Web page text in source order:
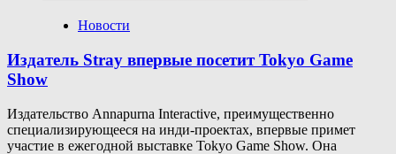
бесплатные
Новости
Издатель Stray впервые посетит Tokyo Game
Show
Издательство Annapurna Interactive, преимущественно
специализирующееся на инди-проектах, впервые примет
участие в ежегодной выставке Tokyo Game Show. Она